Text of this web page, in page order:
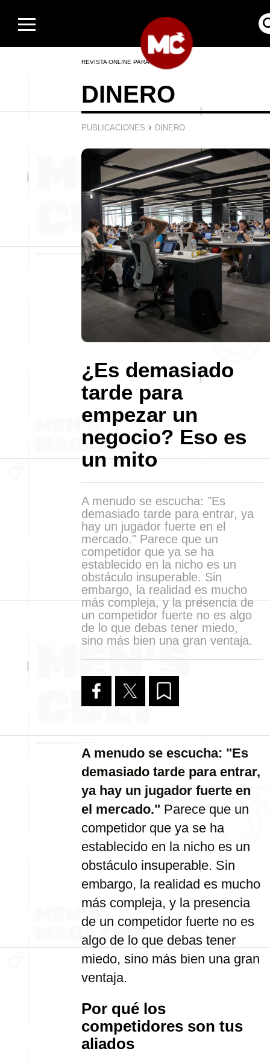
REVISTA ONLINE PARA HOMBRES
DINERO
PUBLICACIONES › DINERO
¿Es demasiado
tarde para
empezar un
negocio? Eso es
un mito
A menudo se escucha: "Es
demasiado tarde para entrar, ya
hay un jugador fuerte en el
mercado." Parece que un
competidor que ya se ha
establecido en la nicho es un
obstáculo insuperable. Sin
embargo, la realidad es mucho
más compleja, y la presencia de
un competidor fuerte no es algo
de lo que debas tener miedo,
sino más bien una gran ventaja.
A menudo se escucha: "Es
demasiado tarde para entrar,
ya hay un jugador fuerte en
el mercado." Parece que un
competidor que ya se ha
establecido en la nicho es un
obstáculo insuperable. Sin
embargo, la realidad es mucho
más compleja, y la presencia
de un competidor fuerte no es
algo de lo que debas tener
miedo, sino más bien una gran
ventaja.
Por qué los
competidores son tus
aliados